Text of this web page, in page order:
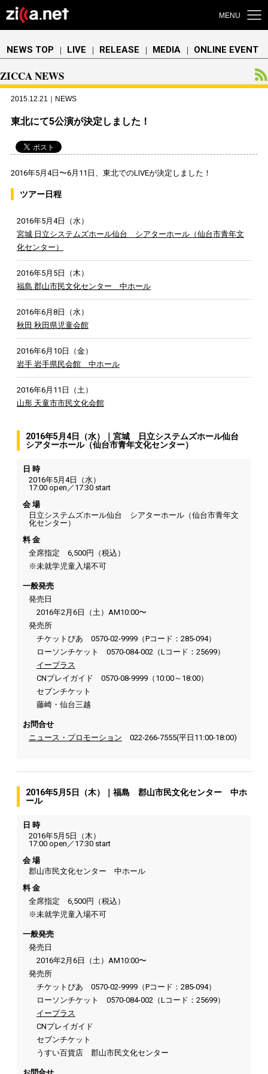
MENU
NEWS TOP ｜ LIVE ｜ RELEASE ｜ MEDIA ｜ ONLINE EVENT
ZICCA NEWS
2015.12.21｜NEWS
東北にて5公演が決定しました！
2016年5月4日〜6月11日、東北でのLIVEが決定しました！
ツアー日程
2016年5月4日（水）
宮城 日立システムズホール仙台 シアターホール（仙台市青年文
化センター）
2016年5月5日（木）
福島 郡山市民文化センター 中ホール
2016年6月8日（水）
秋田 秋田県児童会館
2016年6月10日（金）
岩手 岩手県民会館 中ホール
2016年6月11日（土）
山形 天童市市民文化会館
2016年5月4日（水）｜宮城 日立システムズホール仙台
シアターホール（仙台市青年文化センター）
日 時
2016年5月4日（水）
17:00 open／17:30 start
会 場
日立システムズホール仙台 シアターホール（仙台市青年文
化センター）
料 金
全席指定 6,500円（税込）
※未就学児童入場不可
一般発売
発売日
2016年2月6日（土）AM10:00〜
発売所
チケットぴあ 0570-02-9999（Pコード：285-094）
ローソンチケット 0570-084-002（Lコード：25699）
イープラス
CNプレイガイド 0570-08-9999（10:00～18:00）
セブンチケット
藤崎・仙台三越
お問合せ
ニュース・プロモーション 022-266-7555(平日11:00-18:00)
2016年5月5日（木）｜福島 郡山市民文化センター 中ホ
ール
日 時
2016年5月5日（木）
17:00 open／17:30 start
会 場
郡山市民文化センター 中ホール
料 金
全席指定 6,500円（税込）
※未就学児童入場不可
一般発売
発売日
2016年2月6日（土）AM10:00〜
発売所
チケットぴあ 0570-02-9999（Pコード：285-094）
ローソンチケット 0570-084-002（Lコード：25699）
イープラス
CNプレイガイド
セブンチケット
うすい百貨店 郡山市民文化センター